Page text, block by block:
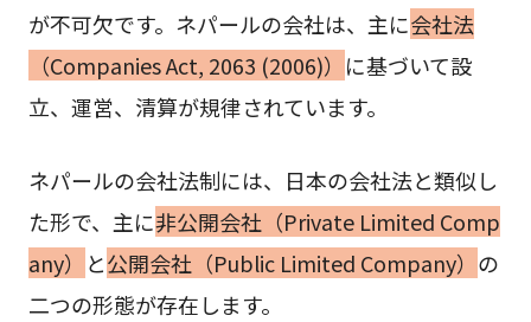
が不可欠です。ネパールの会社は、主に会社法
（Companies Act, 2063 (2006)） に基づいて設
立、運営、清算が規律されています。
ネパールの会社法制には、日本の会社法と類似し
た形で、主に非公開会社（Private Limited Comp
any） と公開会社（Public Limited Company） の
二つの形態が存在します。